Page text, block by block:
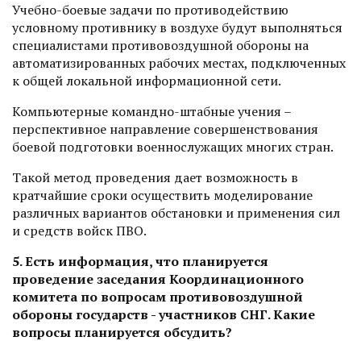
Учебно-боевые задачи по противодействию
условному противнику в воздухе будут выполняться
специалистами противовоздушной обороны на
автоматизированных рабочих местах, подключенных
к общей локальной информационной сети.
Компьютерные командно-штабные учения –
перспективное направление совершенствования
боевой подготовки военнослужащих многих стран.
Такой метод проведения дает возможность в
кратчайшие сроки осуществить моделирование
различных вариантов обстановки и применения сил
и средств войск ПВО.
5. Есть информация, что планируется
проведение заседания Координационного
комитета по вопросам противовоздушной
обороны государств - участников СНГ. Какие
вопросы планируется обсудить?